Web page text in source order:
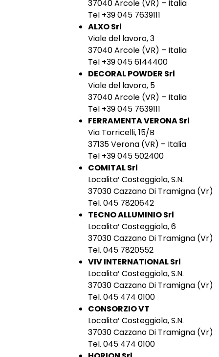
37040 Arcole (VR) – Italia
Tel +39 045 7639111
ALXO Srl
Viale del lavoro, 3
37040 Arcole (VR) – Italia
Tel +39 045 6144400
DECORAL POWDER Srl
Viale del lavoro, 5
37040 Arcole (VR) – Italia
Tel +39 045 7639111
FERRAMENTA VERONA Srl
Via Torricelli, 15/B
37135 Verona (VR) – Italia
Tel +39 045 502400
COMITAL Srl
Localita’ Costeggiola, S.N.
37030 Cazzano Di Tramigna (Vr)
Tel. 045 7820642
TECNO ALLUMINIO Srl
Localita’ Costeggiola, 6
37030 Cazzano Di Tramigna (Vr)
Tel. 045 7820552
VIV INTERNATIONAL Srl
Localita’ Costeggiola, S.N.
37030 Cazzano Di Tramigna (Vr)
Tel. 045 474 0100
CONSORZIO VT
Localita’ Costeggiola, S.N.
37030 Cazzano Di Tramigna (Vr)
Tel. 045 474 0100